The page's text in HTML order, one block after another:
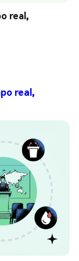
real,
real,